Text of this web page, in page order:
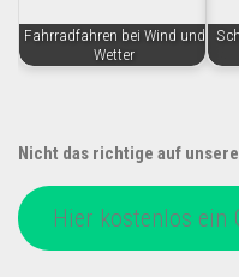
Fahrradfahren bei Wind und
Wetter
Nicht das richtige auf
Hier kostenlos ein